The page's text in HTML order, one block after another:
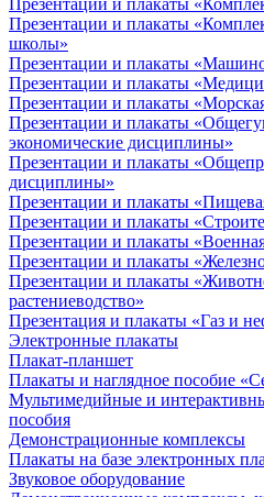
Презентации и плакаты
Презентации и плакаты
школы»
Презентации и плакаты
Презентации и плакаты
Презентации и плакаты
Презентации и плакаты
экономические дисциплины»
Презентации и плакаты
дисциплины»
Презентации и плакаты
Презентации и плакаты
Презентации и плакаты
Презентации и плакаты
Презентации и плакаты
растениеводство»
Презентация и плакаты «Газ и
Электронные плакаты
Плакат-планшет
Плакаты и наглядное пособие
Мультимедийные и
пособия
Демонстрационные комплексы
Плакаты на базе электронных
Звуковое оборудование